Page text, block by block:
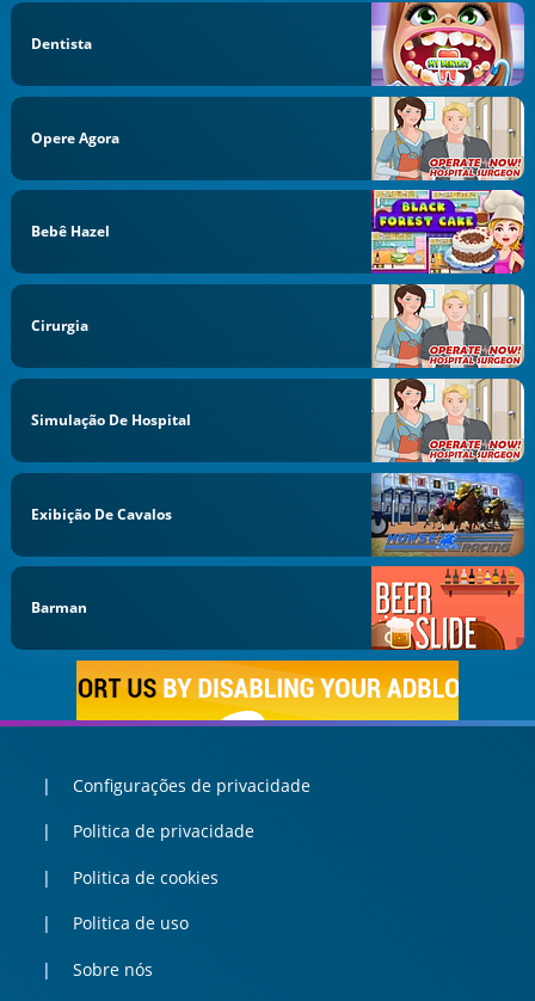
Dentista
Opere Agora
Bebê Hazel
Cirurgia
Simulação De Hospital
Exibição De Cavalos
Barman
Configurações de privacidade
Politica de privacidade
Politica de cookies
Politica de uso
Sobre nós